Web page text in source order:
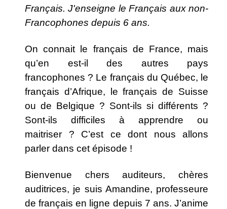
Français. J'enseigne le Français aux non-
Francophones depuis 6 ans.
On connait le français de France, mais
qu’en est-il des autres pays
francophones ? Le français du Québec, le
français d’Afrique, le français de Suisse
ou de Belgique ? Sont-ils si différents ?
Sont-ils difficiles à apprendre ou
maitriser ? C’est ce dont nous allons
parler dans cet épisode !
Bienvenue chers auditeurs, chères
auditrices, je suis Amandine, professeure
de français en ligne depuis 7 ans. J’anime